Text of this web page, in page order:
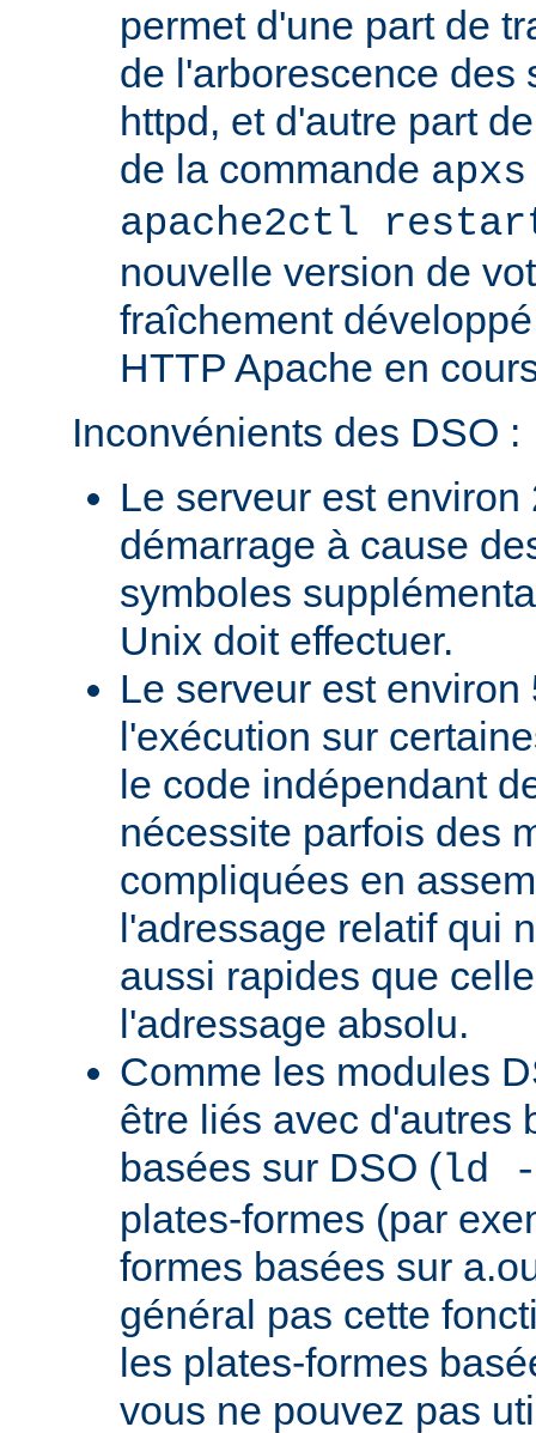
permet d'une part de
de l'arborescence des
httpd, et d'autre part
de la commande
apache2ctl
nouvelle version de
fraîchement
HTTP Apache en
Inconvénients des DSO :
Le serveur est
démarrage à cause
symboles
Unix doit effectuer.
Le serveur est environ
l'exécution sur
le code indépendant
nécessite parfois des
compliquées en
l'adressage relatif qui
aussi rapides que
l'adressage absolu.
Comme les modules
être liés avec d'autres
basées sur DSO (ld
plates-formes (par
formes basées sur
général pas cette
les plates-formes
vous ne pouvez pas